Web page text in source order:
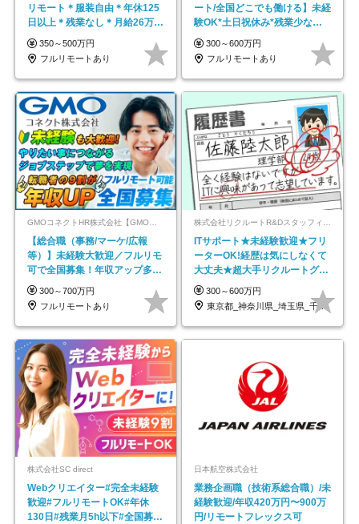
リモート＊服装自由＊年休125
日以上＊残業なし＊月給26万円
以上
350～500万円
フルリモートあり
ート/全国どこでも働ける】未経
験OK*土日祝休み*残業少なめ*
在宅勤務手当あり
300～600万円
フルリモートあり
GMOコネクトHR株式会社【GMOインターネットグループ】
【総合職（事務/マーケ/広報
等）】未経験大歓迎／フルリモ
可で全国募集！年収アップ多数
★年休最大130日★
300～700万円
フルリモートあり
ITサポート★未経験歓迎★フリ
ーターOK!経歴は気にしなくて
大丈夫★超大手リクルートグル
ープの正社員/sg
300～600万円
東京都_神奈川県_埼玉県_千葉県_大阪府…
株式会社SC direct
Webクリエイター#完全未経験
歓迎#フルリモートOK#年休
130日#残業月5h以下#全国募集
日本航空株式会社
業務企画職（技術系総合職）/未
経験歓迎/年収420万円〜900万
円/リモートフレックス可